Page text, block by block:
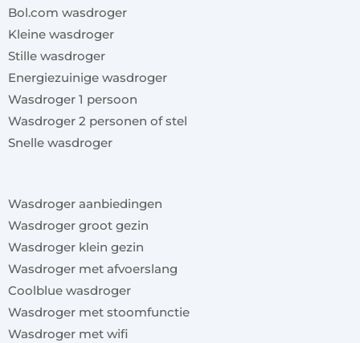
Bol.com wasdroger
Kleine wasdroger
Stille wasdroger
Energiezuinige wasdroger
Wasdroger 1 persoon
Wasdroger 2 personen of stel
Snelle wasdroger
Wasdroger aanbiedingen
Wasdroger groot gezin
Wasdroger klein gezin
Wasdroger met afvoerslang
Coolblue wasdroger
Wasdroger met stoomfunctie
Wasdroger met wifi